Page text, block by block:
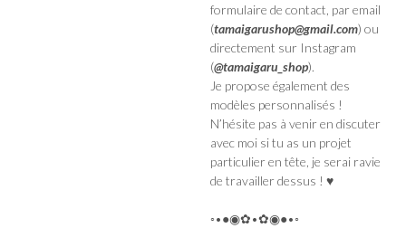
formulaire de contact, par email
(tamaigarushop@gmail.com) ou
directement sur Instagram
(@tamaigaru_shop).
Je propose également des
modèles personnalisés !
N’hésite pas à venir en discuter
avec moi si tu as un projet
particulier en tête, je serai ravie
de travailler dessus ! ♥
◦•●◉✿•✿◉●•◦